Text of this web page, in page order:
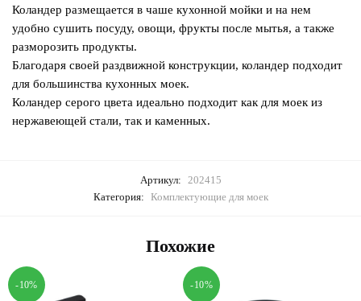
Коландер размещается в чаше кухонной мойки и на нем
удобно сушить посуду, овощи, фрукты после мытья, а также
разморозить продукты.
Благодаря своей раздвижной конструкции, коландер подходит
для большинства кухонных моек.
Коландер серого цвета идеально подходит как для моек из
нержавеющей стали, так и каменных.
Артикул:
202415
Категория: Комплектующие для моек
Похожие
-10% -10%